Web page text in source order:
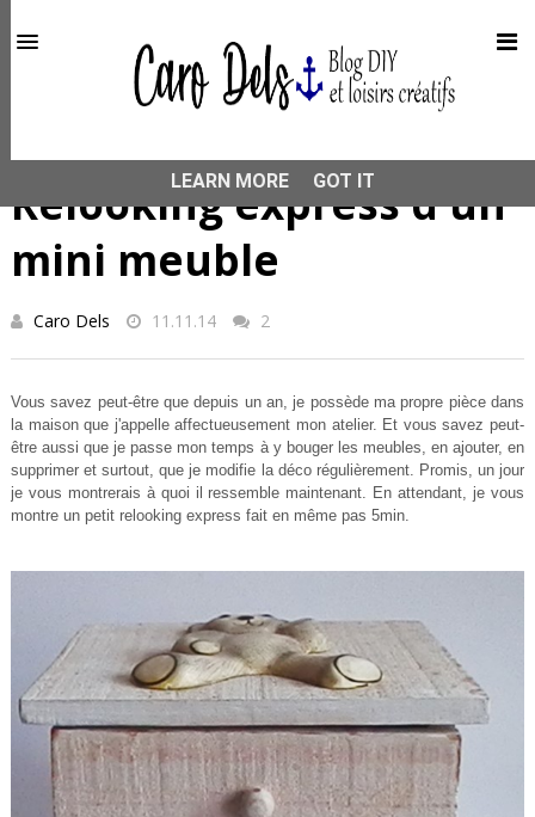
Relooking express d'un
mini meuble
Caro Dels 11.11.14 2
Vous savez peut-être que depuis un an, je possède ma propre pièce dans
la maison que j'appelle affectueusement mon atelier. Et vous savez peut-
être aussi que je passe mon temps à y bouger les meubles, en ajouter, en
supprimer et surtout, que je modifie la déco régulièrement. Promis, un jour
je vous montrerais à quoi il ressemble maintenant. En attendant, je vous
montre un petit relooking express fait en même pas 5min.
This site uses cookies from Google to deliver its services
and to analyze traffic. Your IP address and user-agent are
shared with Google along with performance and security
metrics to ensure quality of service, generate usage
LEARN MORE
GOT IT